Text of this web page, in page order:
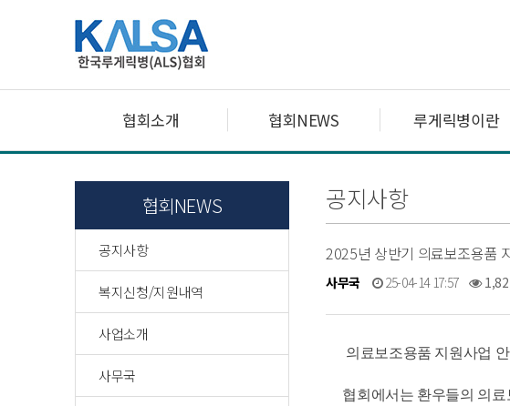
협회소개 협회NEWS 루게릭병이란
협회NEWS
공지사항
복지신청/지원내역
사업소개
사무국
공지사항
2025년 상반기 의료보조용품
사무국 25-04-14 17:57
의료보조용품 지원사업 안
협회에서는 환우들의 의료